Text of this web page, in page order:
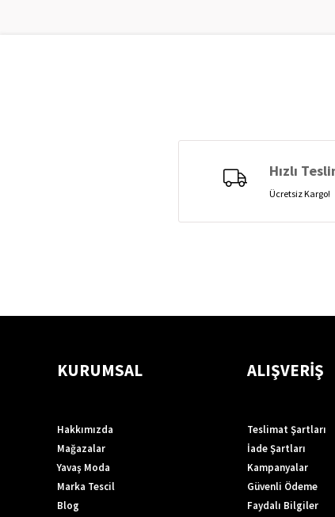
Hızlı
Ücretsiz Kargo!
KURUMSAL
Hakkımızda
Mağazalar
Yavaş Moda
Marka Tescil
Blog
ALIŞVERİŞ
Teslimat Şartları
İade Şartları
Kampanyalar
Güvenli Ödeme
Faydalı Bilgiler